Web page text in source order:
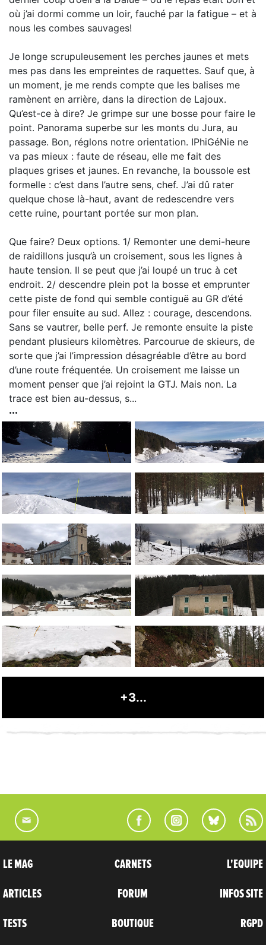
où j’ai dormi comme un loir, fauché par la fatigue – et à
nous les combes sauvages!
Je longe scrupuleusement les perches jaunes et mets
mes pas dans les empreintes de raquettes. Sauf que, à
un moment, je me rends compte que les balises me
ramènent en arrière, dans la direction de Lajoux.
Qu’est-ce à dire? Je grimpe sur une bosse pour faire le
point. Panorama superbe sur les monts du Jura, au
passage. Bon, réglons notre orientation. IPhiGéNie ne
va pas mieux : faute de réseau, elle me fait des
plaques grises et jaunes. En revanche, la boussole est
formelle : c’est dans l’autre sens, chef. J’ai dû rater
quelque chose là-haut, avant de redescendre vers
cette ruine, pourtant portée sur mon plan.
Que faire? Deux options. 1/ Remonter une demi-heure
de raidillons jusqu’à un croisement, sous les lignes à
haute tension. Il se peut que j’ai loupé un truc à cet
endroit. 2/ descendre plein pot la bosse et emprunter
cette piste de fond qui semble contiguë au GR d’été
pour filer ensuite au sud. Allez : courage, descendons.
Sans se vautrer, belle perf. Je remonte ensuite la piste
pendant plusieurs kilomètres. Parcourue de skieurs, de
sorte que j’ai l’impression désagréable d’être au bord
d’une route fréquentée. Un croisement me laisse un
moment penser que j’ai rejoint la GTJ. Mais non. La
trace est bien au-dessus, s...
+3...
LE MAG
ARTICLES
TESTS
CARNETS
FORUM
BOUTIQUE
L'EQUIPE
INFOS SITE
RGPD